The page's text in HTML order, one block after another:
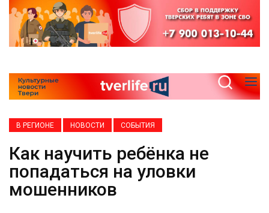
В РЕГИОНЕ НОВОСТИ СОБЫТИЯ
Как научить ребёнка не
попадаться на уловки
мошенников